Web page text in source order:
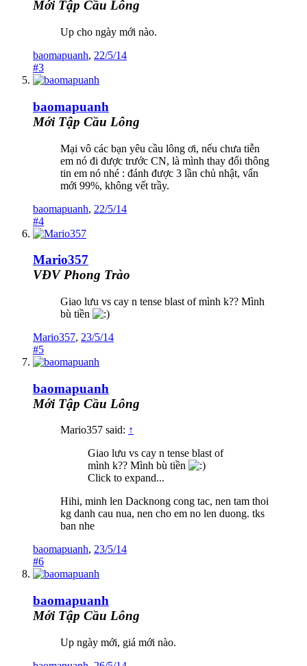
Mới Tập Cầu Lông
Up cho ngày mới nào.
baomapuanh, 22/5/14
#3
baomapuanh
Mới Tập Cầu Lông
Mại vô các bạn yêu cầu lông ơi, nếu chưa tiễn
em nó đi được trước CN, là mình thay đổi thông
tin em nó nhé : đánh được 3 lần chủ nhật, vẩn
mới 99%, không vết trầy.
baomapuanh, 22/5/14
#4
Mario357
VĐV Phong Trào
Giao lưu vs cay n tense blast of mình k?? Mình
bù tiền
Mario357, 23/5/14
#5
baomapuanh
Mới Tập Cầu Lông
Mario357 said: ↑
Giao lưu vs cay n tense blast of
mình k?? Mình bù tiền
Click to expand...
Hihi, minh len Dacknong cong tac, nen tam thoi
kg danh cau nua, nen cho em no len duong. tks
ban nhe
baomapuanh, 23/5/14
#6
baomapuanh
Mới Tập Cầu Lông
Up ngày mới, giá mới nào.